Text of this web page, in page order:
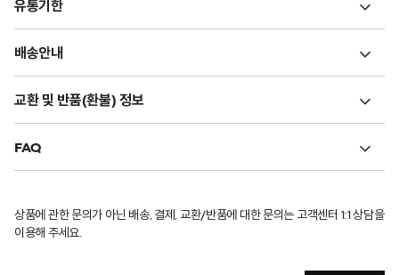
유통기한
배송안내
교환 및 반품(환불) 정보
FAQ
상품에 관한 문의가 아닌 배송, 결제, 교환/반품에 대한 문의는 고객센터 1:1 상담을
이용해 주세요.